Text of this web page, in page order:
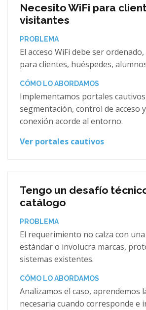
Necesito WiFi para
visitantes
PROBLEMA
El acceso WiFi debe ser
para clientes, huéspedes,
CÓMO LO ABORDAMOS
Implementamos portales
segmentación, control de acceso
conexión acorde al entorno.
Ver portales cautivos
Tengo un desafío
catálogo
PROBLEMA
El requerimiento no calza con
estándar o involucra marcas,
sistemas existentes.
CÓMO LO ABORDAMOS
Analizamos el caso, aprendemos
necesaria cuando corresponde e